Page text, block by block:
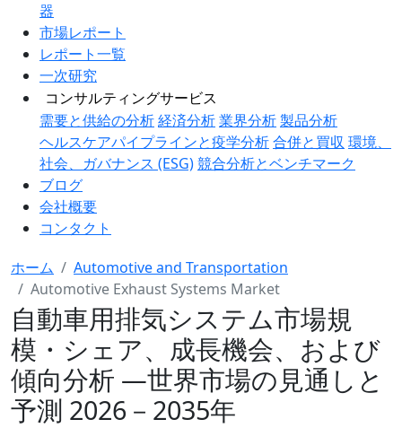
器
市場レポート
レポート一覧
一次研究
コンサルティングサービス
需要と供給の分析経済分析業界分析製品分析
ヘルスケアパイプラインと疫学分析合併と買収 環境、
社会、ガバナンス (ESG)競合分析とベンチマーク
ブログ
会社概要
コンタクト
ホーム
Automotive and Transportation
Automotive Exhaust Systems Market
自動車用排気システム市場規
模・シェア、成長機会、および
傾向分析 ―世界市場の見通しと
予測 2026－2035年